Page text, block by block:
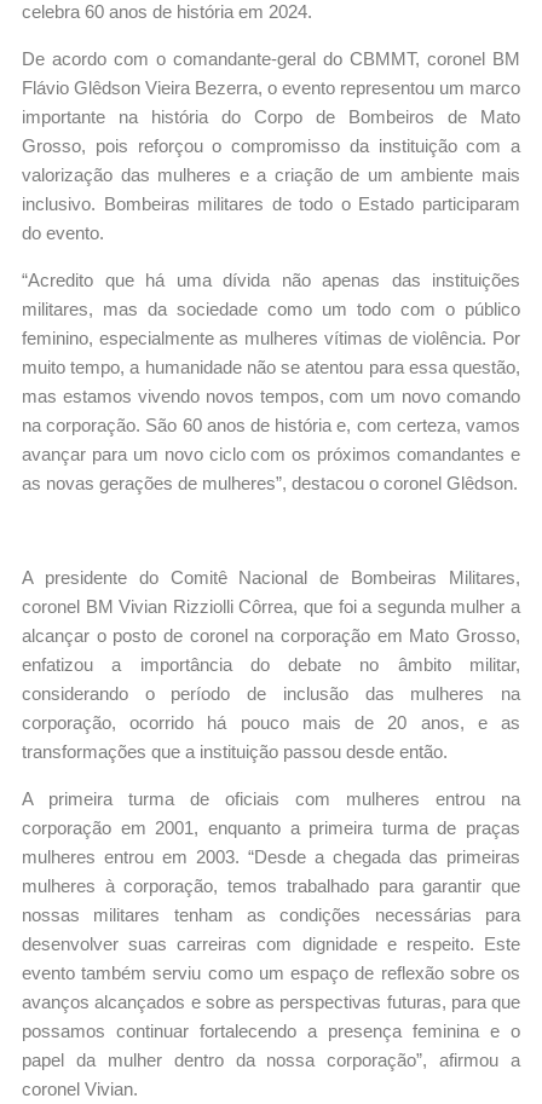
celebra 60 anos de história em 2024.
De acordo com o comandante-geral do CBMMT, coronel BM
Flávio Glêdson Vieira Bezerra, o evento representou um marco
importante na história do Corpo de Bombeiros de Mato
Grosso, pois reforçou o compromisso da instituição com a
valorização das mulheres e a criação de um ambiente mais
inclusivo. Bombeiras militares de todo o Estado participaram
do evento.
“Acredito que há uma dívida não apenas das instituições
militares, mas da sociedade como um todo com o público
feminino, especialmente as mulheres vítimas de violência. Por
muito tempo, a humanidade não se atentou para essa questão,
mas estamos vivendo novos tempos, com um novo comando
na corporação. São 60 anos de história e, com certeza, vamos
avançar para um novo ciclo com os próximos comandantes e
as novas gerações de mulheres”, destacou o coronel Glêdson.
A presidente do Comitê Nacional de Bombeiras Militares,
coronel BM Vivian Rizziolli Côrrea, que foi a segunda mulher a
alcançar o posto de coronel na corporação em Mato Grosso,
enfatizou a importância do debate no âmbito militar,
considerando o período de inclusão das mulheres na
corporação, ocorrido há pouco mais de 20 anos, e as
transformações que a instituição passou desde então.
A primeira turma de oficiais com mulheres entrou na
corporação em 2001, enquanto a primeira turma de praças
mulheres entrou em 2003. “Desde a chegada das primeiras
mulheres à corporação, temos trabalhado para garantir que
nossas militares tenham as condições necessárias para
desenvolver suas carreiras com dignidade e respeito. Este
evento também serviu como um espaço de reflexão sobre os
avanços alcançados e sobre as perspectivas futuras, para que
possamos continuar fortalecendo a presença feminina e o
papel da mulher dentro da nossa corporação”, afirmou a
coronel Vivian.